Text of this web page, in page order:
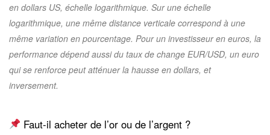
en dollars US, échelle logarithmique. Sur une échelle
logarithmique, une même distance verticale correspond à une
même variation en pourcentage. Pour un investisseur en euros, la
performance dépend aussi du taux de change EUR/USD, un euro
qui se renforce peut atténuer la hausse en dollars, et
inversement.
Faut-il acheter de l’or ou de l’argent ?